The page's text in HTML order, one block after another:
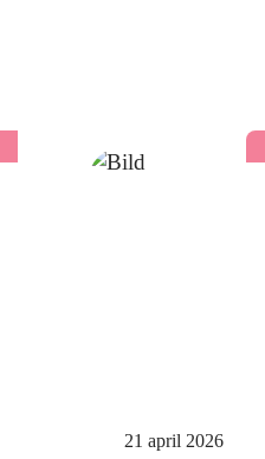
21 april 2026